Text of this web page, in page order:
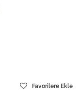
Favorilere Ekle